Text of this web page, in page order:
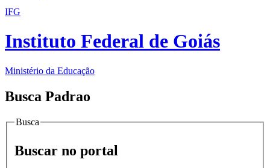
IFG
Instituto Federal de Goiás
Ministério da Educação
Busca Padrao
Busca
Buscar no portal